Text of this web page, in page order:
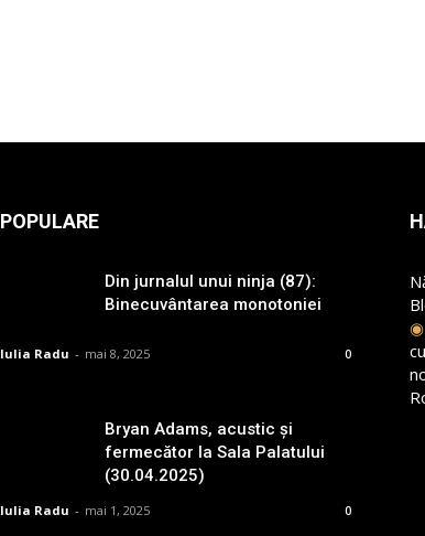
POPULARE
Din jurnalul unui ninja (87):
Binecuvântarea monotoniei
Iulia Radu - mai 8, 2025 0
Bryan Adams, acustic și
fermecător la Sala Palatului
(30.04.2025)
Iulia Radu - mai 1, 2025 0
◉